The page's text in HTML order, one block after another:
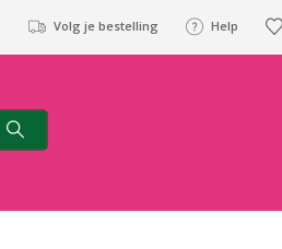
Volg je bestelling Help